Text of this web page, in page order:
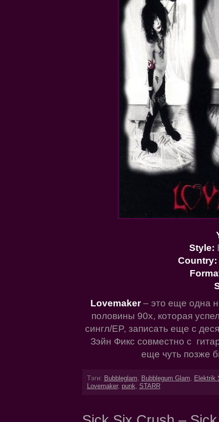
Style:
Country:
Lovemaker– это еще одна
половины 90х, которая
сингл/EP, записать еще с
Зэйн Фикс совместно с
еще чуть позже
Тэги: Bubbleglam Bubblegum Glam
Elektrik
Lovemaker, punk STARR